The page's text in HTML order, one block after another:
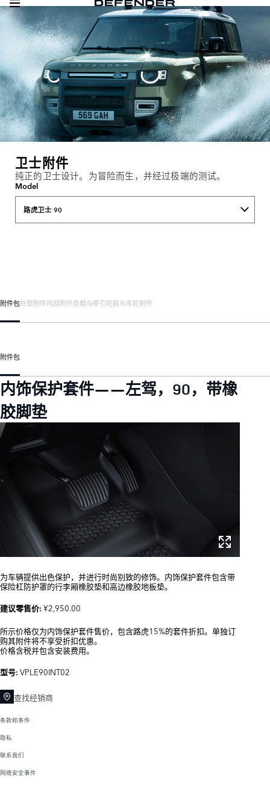
卫士附件
纯正的卫士设计。为冒险而生，并经过极端的测试。
Model
路虎卫士 90
附件包外部附件内部附件负载与牵引轮毂与车轮附件
附件包
内饰保护套件——左驾，90，带橡
胶脚垫
为车辆提供出色保护，并进行时尚别致的修饰。内饰保护套件包含带
保险杠防护罩的行李厢橡胶垫和高边橡胶地板垫。
建议零售价: ¥2,950.00
所示价格仅为内饰保护套件售价，包含路虎15%的套件折扣。单独订
购其附件将不享受折扣优惠。
价格含税并包含安装费用。
型号: VPLE90INT02
查找经销商
条款和条件
隐私
联系我们
网络安全事件